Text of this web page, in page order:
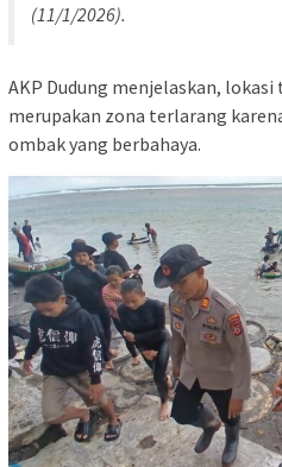
(11/1/2026).
AKP Dudung menjelaskan,
merupakan zona terlarang
ombak yang berbahaya.